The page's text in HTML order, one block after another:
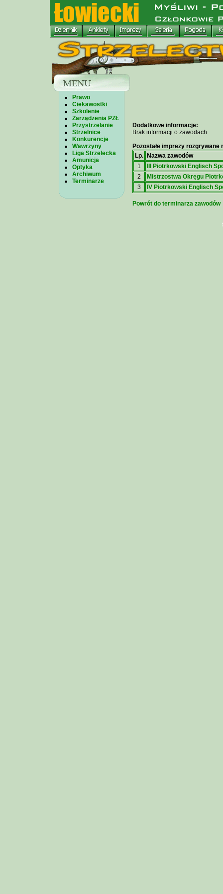
Prawo
Ciekawostki
Szkolenie
Zarządzenia PZŁ
Przystrzelanie
Strzelnice
Konkurencje
Wawrzyny
Liga Strzelecka
Amunicja
Optyka
Archiwum
Terminarze
Dodatkowe informacje:
Brak informacji o zawodach
Pozostałe imprezy rozgrywane
Lp.
Nazwa zawodów
1
III Piotrkowski Englisch
2
Mistrzostwa Okręgu
3
IV Piotrkowski Englisch
Powrót do terminarza zawodów